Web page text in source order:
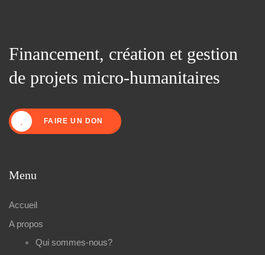
Financement, création et gestion
de projets micro-humanitaires
FAIRE UN DON
Menu
Accueil
A propos
Qui sommes-nous?